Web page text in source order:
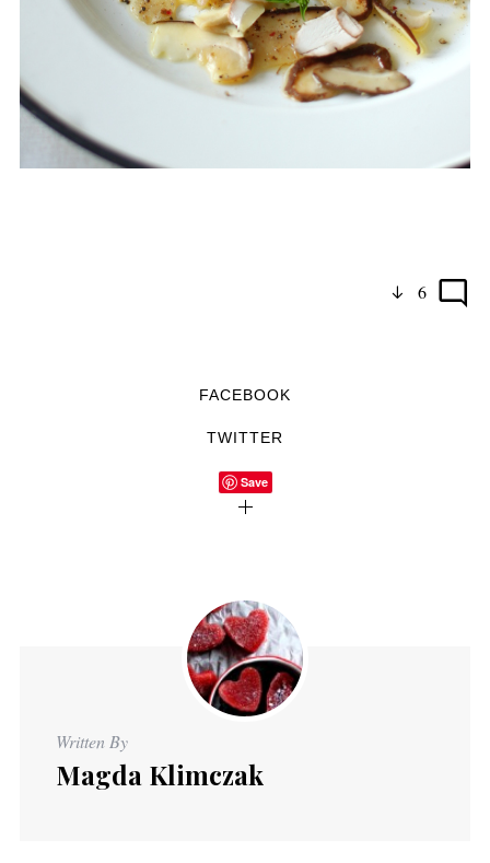
6
FACEBOOK
TWITTER
Save
Written By
Magda Klimczak